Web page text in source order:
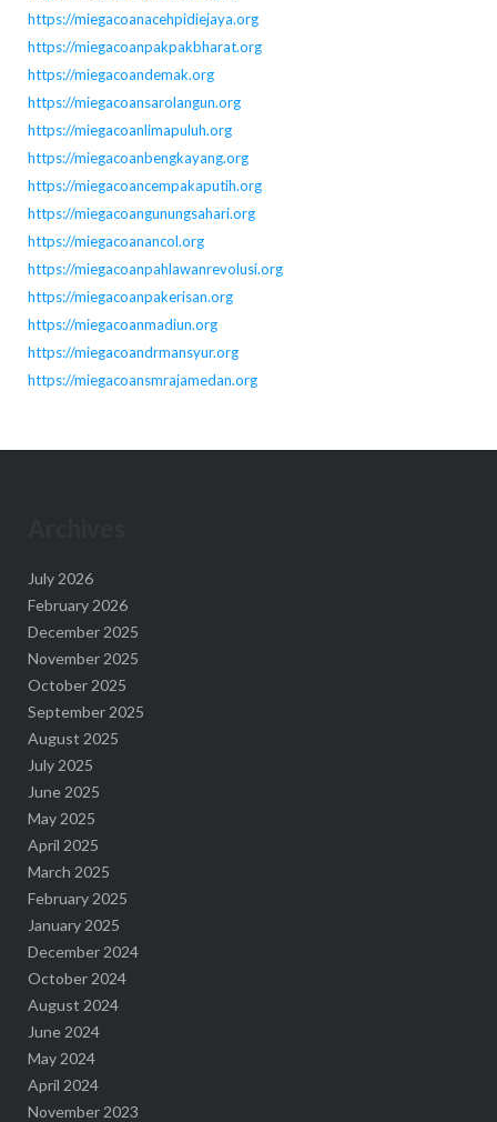
https://miegacoanacehpidiejaya.org
https://miegacoanpakpakbharat.org
https://miegacoandemak.org
https://miegacoansarolangun.org
https://miegacoanlimapuluh.org
https://miegacoanbengkayang.org
https://miegacoancempakaputih.org
https://miegacoangunungsahari.org
https://miegacoanancol.org
https://miegacoanpahlawanrevolusi.org
https://miegacoanpakerisan.org
https://miegacoanmadiun.org
https://miegacoandrmansyur.org
https://miegacoansmrajamedan.org
July 2026
February 2026
December 2025
November 2025
October 2025
September 2025
August 2025
July 2025
June 2025
May 2025
April 2025
March 2025
February 2025
January 2025
December 2024
October 2024
August 2024
June 2024
May 2024
April 2024
November 2023